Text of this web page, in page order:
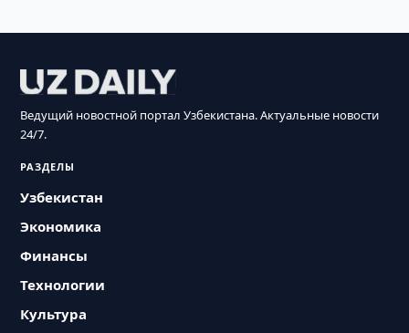
Ведущий новостной портал Узбекистана. Актуальные новости
24/7.
РАЗДЕЛЫ
Узбекистан
Экономика
Финансы
Технологии
Культура